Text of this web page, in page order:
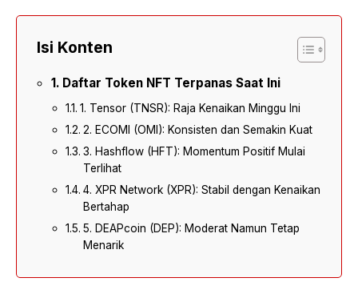
Isi Konten
Daftar Token NFT Terpanas Saat Ini
1. Tensor (TNSR): Raja Kenaikan Minggu Ini
2. ECOMI (OMI): Konsisten dan Semakin Kuat
3. Hashflow (HFT): Momentum Positif Mulai
Terlihat
4. XPR Network (XPR): Stabil dengan Kenaikan
Bertahap
5. DEAPcoin (DEP): Moderat Namun Tetap
Menarik